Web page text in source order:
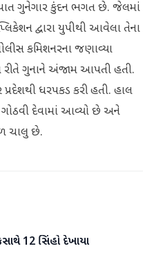
ગુનેગાર કુંદન ભગત છે. જેલમાં
દ્વારા યુપીથી આવેલા તેના
કમિશનરના જણાવ્યા
ગુનાને અંજામ આપતી હતી.
ધરપકડ કરી હતી. હાલ
ગોઠવી દેવામાં આવ્યો છે અને
ચાલુ છે.
12 સિંહો દેખાયા